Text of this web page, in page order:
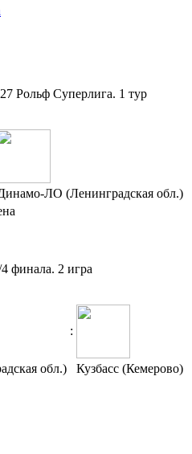
Рольф Суперлига. 1 тур
ЛО (Ленинградская обл.)
финала. 2 игра
:
обл.) Кузбасс (Кемерово)